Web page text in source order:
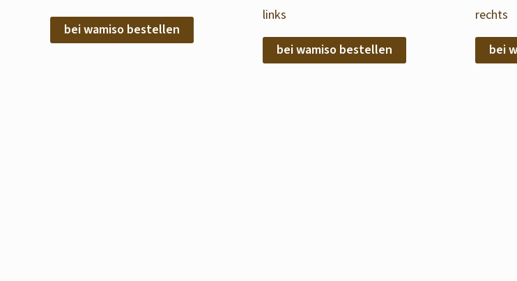
bei wamiso bestellen
links
bei wamiso bestellen
rechts
bei